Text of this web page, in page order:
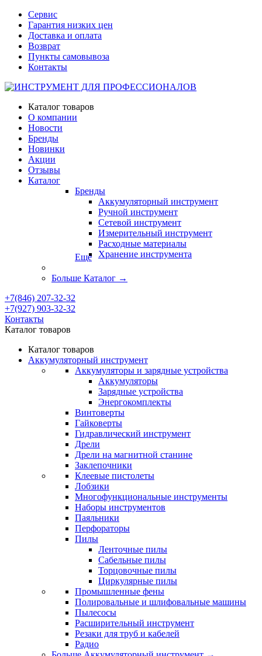
Сервис
Гарантия низких цен
Доставка и оплата
Возврат
Пункты самовывоза
Контакты
Каталог товаров
О компании
Новости
Бренды
Новинки
Акции
Отзывы
Каталог
Бренды
Аккумуляторный инструмент
Ручной инструмент
Сетевой инструмент
Измерительный инструмент
Расходные материалы
Хранение инструмента
Еще
Больше Каталог →
+7(846) 207-32-32
+7(927) 903-32-32
Контакты
Каталог товаров
Каталог товаров
Аккумуляторный инструмент
Аккумуляторы и зарядные устройства
Аккумуляторы
Зарядные устройства
Энергокомплекты
Винтоверты
Гайковерты
Гидравлический инструмент
Дрели
Дрели на магнитной станине
Заклепочники
Клеевые пистолеты
Лобзики
Многофункциональные инструменты
Наборы инструментов
Паяльники
Перфораторы
Пилы
Ленточные пилы
Сабельные пилы
Торцовочные пилы
Циркулярные пилы
Промышленные фены
Полировальные и шлифовальные машины
Пылесосы
Расширительный инструмент
Резаки для труб и кабелей
Радио